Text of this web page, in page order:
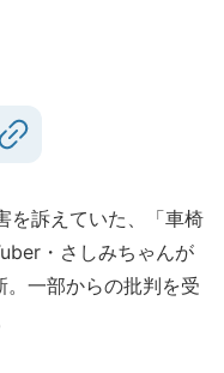
を訴えていた、「車椅
・さしみちゃんが
一部からの批判を受